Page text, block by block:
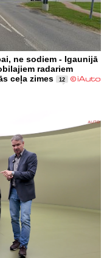
ne sodiem - Igaunijā
radariem
ceļa zimes
12